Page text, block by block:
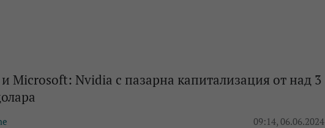
Microsoft: Nvidia с пазарна капитализация от над 3
09:14, 06.06.2024